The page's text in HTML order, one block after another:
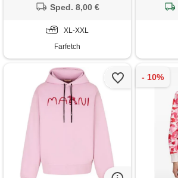
Sped. 8,00 €
XL-XXL
Farfetch